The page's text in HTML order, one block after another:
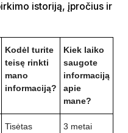
istoriją, įpročius ir
Kodėl turite
teisę rinkti
mano
informaciją?
Kiek laiko
saugote
informaciją
apie
mane?
Tisėtas
3 metai